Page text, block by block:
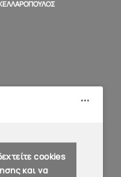
cookies
και να